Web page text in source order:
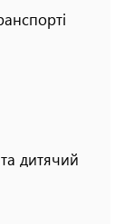
дитячий